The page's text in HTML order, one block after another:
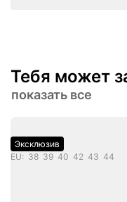
Тебя может
показать все
Эксклюзив
EU: 38 39 40 42 43 44